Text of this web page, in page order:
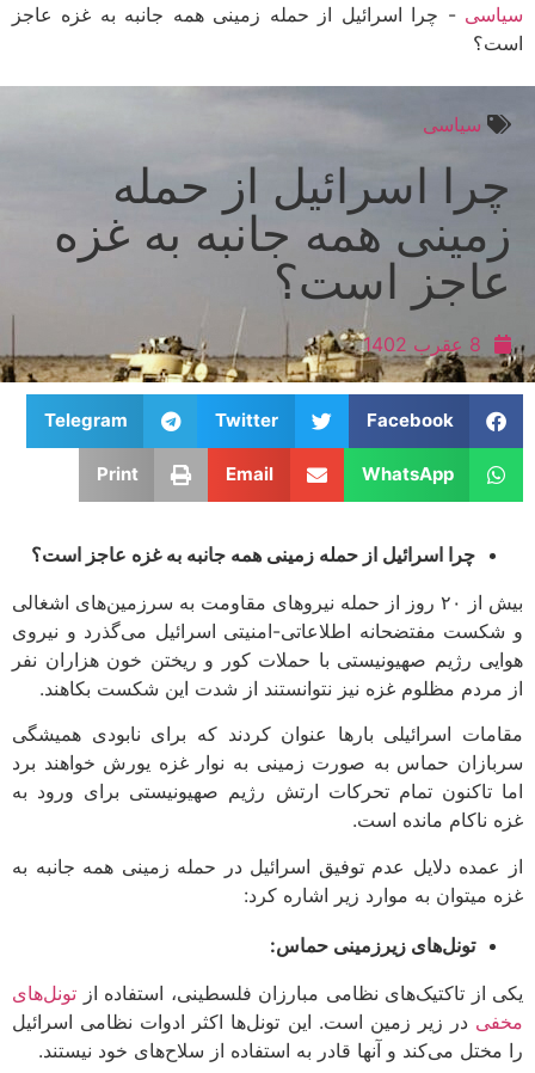
-چرا اسرائیل از حمله زمینی همه جانبه به غزه عاجز
سیاسی
اسرائیل از حمله
همه جانبه به غزه
است؟
8 عقرب 1402
Facebook
Twitter
Telegram
WhatsApp
Email
Print
چرا اسرائیل از حمله زمینی همه جانبه به غزه عاجز است؟
بیش از ۲۰ روز از حمله نیروهای مقاومت به سرزمین‌های اشغالی
مفتضحانه اطلاعاتی-امنیتی اسرائیل می‌گذرد و نیروی
رژیم صهیونیستی با حملات کور و ریختن خون هزاران نفر
مظلوم غزه نیز نتوانستند از شدت این شکست بکاهند.
اسرائیلی بارها عنوان کردند که برای نابودی همیشگی
حماس به صورت زمینی به نوار غزه یورش خواهند برد
تاکنون تمام تحرکات ارتش رژیم صهیونیستی برای ورود به
ناکام مانده است.
دلایل عدم توفیق اسرائیل در حمله زمینی همه جانبه به
میتوان به موارد زیر اشاره کرد:
تونل‌های زیرزمینی حماس:
از تاکتیک‌های نظامی مبارزان فلسطینی، استفاده ازتونل‌های
در زیر زمین است. این تونل‌ها اکثر ادوات نظامی اسرائیل
می‌کند و آنها قادر به استفاده از سلاح‌های خود نیستند.